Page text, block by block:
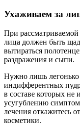
Ухаживаем за
При
лица должен быть
вытираться
раздражения и сыпи.
Нужно лишь
индифферентных
в составе которых
усугублению
лечения откажитесь
косметики.